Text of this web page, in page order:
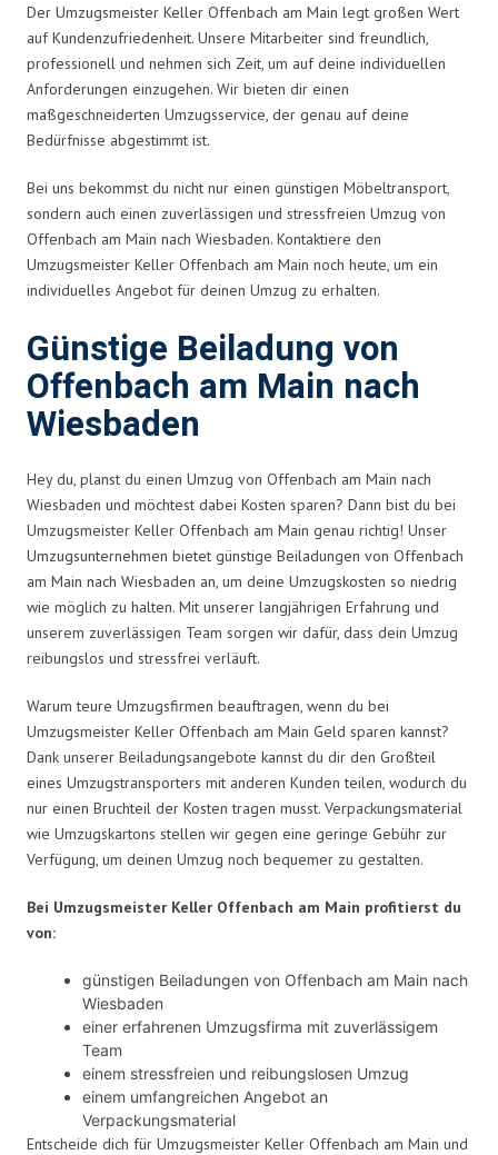
Der Umzugsmeister Keller Offenbach am Main legt großen Wert
auf Kundenzufriedenheit. Unsere Mitarbeiter sind freundlich,
professionell und nehmen sich Zeit, um auf deine individuellen
Anforderungen einzugehen. Wir bieten dir einen
maßgeschneiderten Umzugsservice, der genau auf deine
Bedürfnisse abgestimmt ist.
Bei uns bekommst du nicht nur einen günstigen Möbeltransport,
sondern auch einen zuverlässigen und stressfreien Umzug von
Offenbach am Main nach Wiesbaden. Kontaktiere den
Umzugsmeister Keller Offenbach am Main noch heute, um ein
individuelles Angebot für deinen Umzug zu erhalten.
Günstige Beiladung von
Offenbach am Main nach
Wiesbaden
Hey du, planst du einen Umzug von Offenbach am Main nach
Wiesbaden und möchtest dabei Kosten sparen? Dann bist du bei
Umzugsmeister Keller Offenbach am Main genau richtig! Unser
Umzugsunternehmen bietet günstige Beiladungen von Offenbach
am Main nach Wiesbaden an, um deine Umzugskosten so niedrig
wie möglich zu halten. Mit unserer langjährigen Erfahrung und
unserem zuverlässigen Team sorgen wir dafür, dass dein Umzug
reibungslos und stressfrei verläuft.
Warum teure Umzugsfirmen beauftragen, wenn du bei
Umzugsmeister Keller Offenbach am Main Geld sparen kannst?
Dank unserer Beiladungsangebote kannst du dir den Großteil
eines Umzugstransporters mit anderen Kunden teilen, wodurch du
nur einen Bruchteil der Kosten tragen musst. Verpackungsmaterial
wie Umzugskartons stellen wir gegen eine geringe Gebühr zur
Verfügung, um deinen Umzug noch bequemer zu gestalten.
Bei Umzugsmeister Keller Offenbach am Main profitierst du
von:
günstigen Beiladungen von Offenbach am Main nach
Wiesbaden
einer erfahrenen Umzugsfirma mit zuverlässigem
Team
einem stressfreien und reibungslosen Umzug
einem umfangreichen Angebot an
Verpackungsmaterial
Entscheide dich für Umzugsmeister Keller Offenbach am Main und